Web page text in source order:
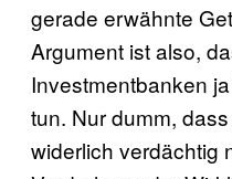
gerade erwähnte
Argument ist also,
Investmentbanken
tun. Nur dumm,
widerlich verdächtig